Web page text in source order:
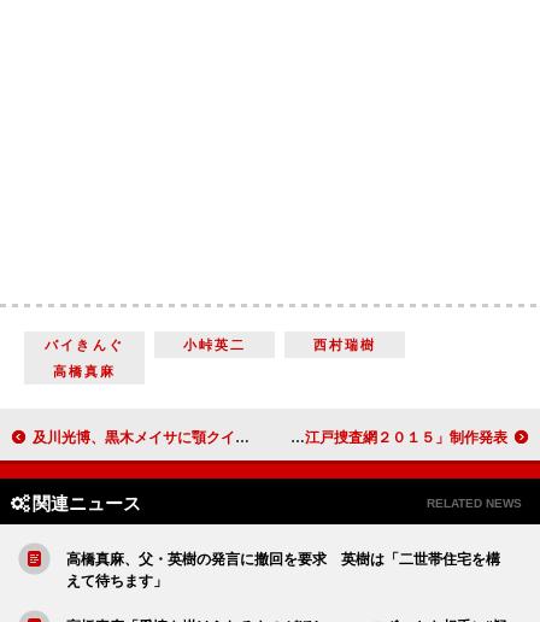
バイきんぐ 小峠英二
西村瑞樹
高橋真麻
及川光博、黒木メイサに顎クイッ＆キス 「やった僕がキュンとしてしまいました」 松岡昌宏 「やっと福本清三先生を斬ることができました」 新春ワイド時代劇「大江戸捜査網２０１５」制作発表
関連ニュース RELATED NEWS
高橋真麻、父・英樹の発言に撤回を要求 英樹は「二世帯住宅を構
えて待ちます」